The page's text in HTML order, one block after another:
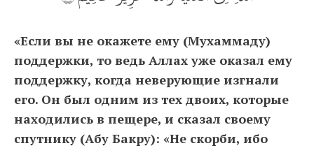
«Если вы не окажете ему (Мухаммаду)
поддержки, то ведь Аллах уже оказал ему
поддержку, когда неверующие изгнали
его. Он был одним из тех двоих, которые
находились в пещере, и сказал своему
спутнику (Абу Бакру): «Не скорби, ибо